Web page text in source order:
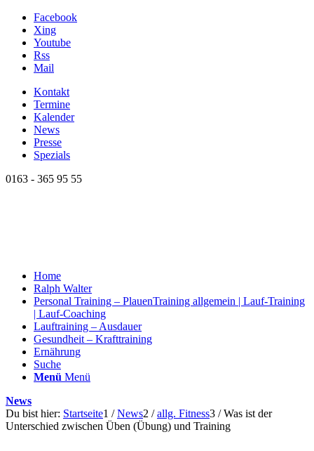
Facebook
Xing
Youtube
Rss
Mail
Kontakt
Termine
Kalender
News
Presse
Spezials
0163 - 365 95 55
Home
Ralph Walter
Personal Training – PlauenTraining allgemein | Lauf-Training
| Lauf-Coaching
Lauftraining – Ausdauer
Gesundheit – Krafttraining
Ernährung
Suche
Menü Menü
News
Du bist hier: Startseite1 / News2 / allg. Fitness3 / Was ist der
Unterschied zwischen Üben (Übung) und Training